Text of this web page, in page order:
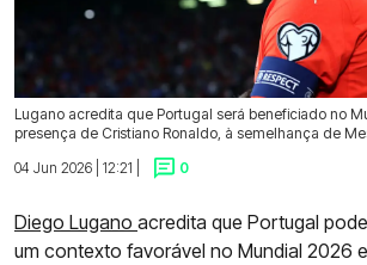
Lugano acredita que Portugal será beneficiado no
presença de Cristiano Ronaldo, à semelhança de
04 Jun 2026 | 12:21 |
0
Diego Lugano acredita que Portugal
um contexto favorável no Mundial 2026